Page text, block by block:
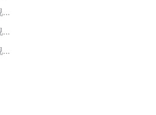
吴有音编剧的影视作品
黄小蕾参演的影视作品
张百乔参演的影视作品